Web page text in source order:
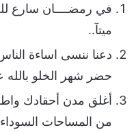
في رمضــــان سارع
ميتآ..
دعنا ننسى اساءة
حضر شهر الخلو بالله
أغلق مدن أحقادك
من المساحات